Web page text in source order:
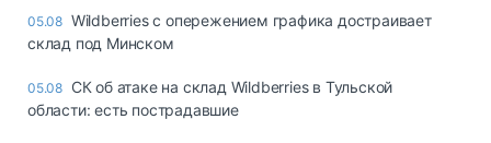
05.08 Wildberries с опережением графика достраивает
склад под Минском
05.08 СК об атаке на склад Wildberries в Тульской
области: есть пострадавшие